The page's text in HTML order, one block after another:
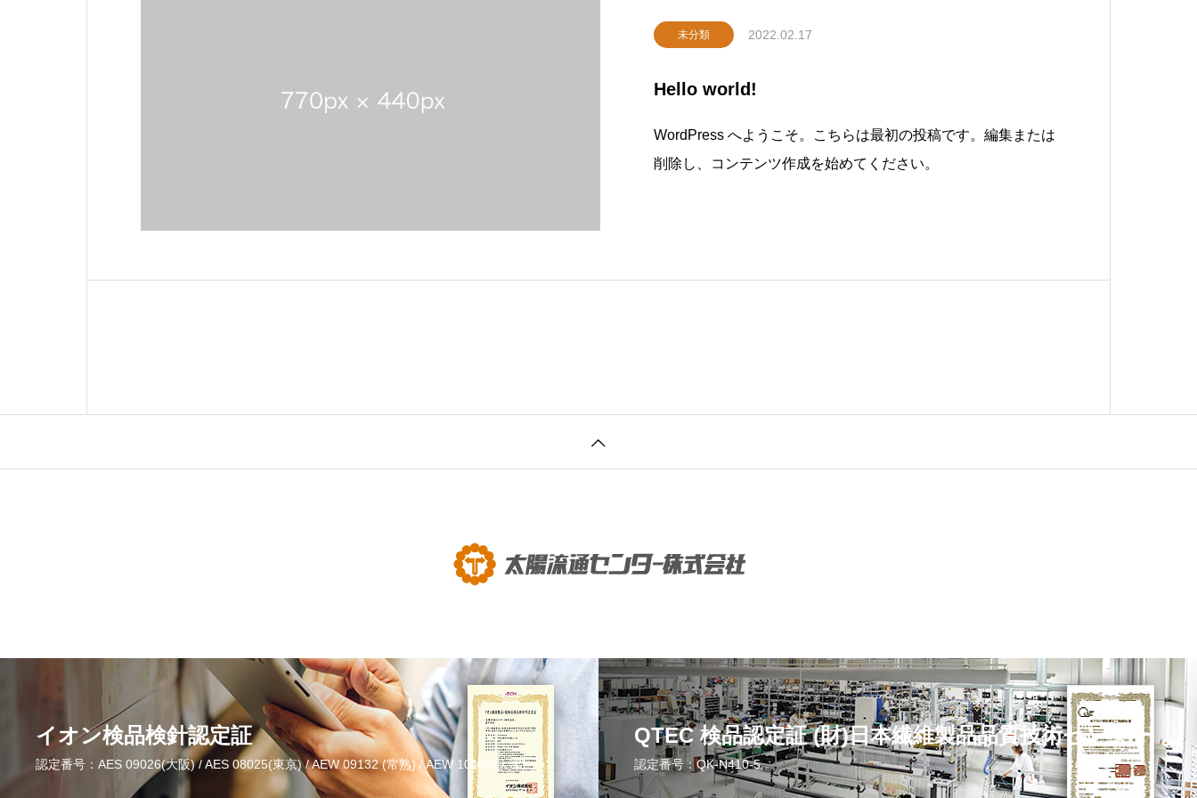
未分類 2022.02.17
Hello world!
WordPress へようこそ。こちらは最初の投稿です。編集または
削除し、コンテンツ作成を始めてください。
イオン検品検針認定証
認定番号：AES 09026(大阪) / AES 08025(東京) / AEW 09132 (常熟) / AEW 10106(天津)
QTEC 検品認定証 (財)日本繊維製品品質技術センター
認定番号：QK-N410-5